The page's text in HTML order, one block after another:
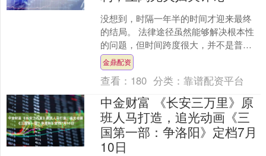
没想到，时隔一年半的时间才迎来最终
的结局。 法律途径虽然能够解决根本性
的问题，但时间跨度很大，并不是普通
人能够承受的，不过面对网络谣言，也
只有办法能够处理麻烦。....
金鼎配资
查看： 180 分类：靠谱配资平台
中金财富 《长安三万里》原
班人马打造，追光动画《三
国第一部：争洛阳》定档7月
10日